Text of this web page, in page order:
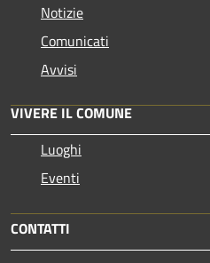
Notizie
Comunicati
Avvisi
VIVERE IL COMUNE
Luoghi
Eventi
CONTATTI